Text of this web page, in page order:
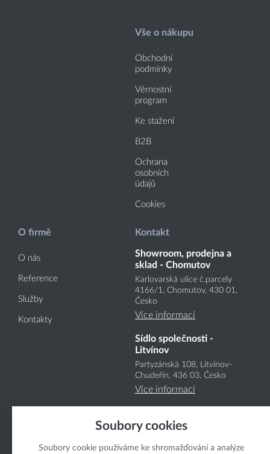
Vše o nákupu
Obchodní
podmínky
Věrnostní
program
Ke stažení
B2B
Ochrana
osobních
údajů
Cookies
O firmě
O nás
Reference
Služby
Kontakty
Kontakt
Showroom, prodejna a
sklad - Chomutov
Karlovarská ulice č.parcely
4166/1, Chomutov, 430 01,
Česko
Více informací
Sídlo společnosti -
Litvínov
Partyzánská 108, Litvínov-
Chudeřín, 436 03, Česko
Více informací
Soubory cookies
Soubory cookie používáme ke shromažďování a analýze